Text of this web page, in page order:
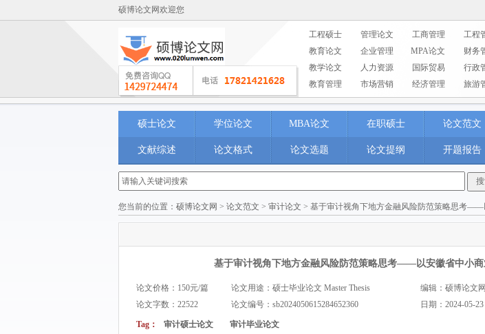
硕博论文网欢迎您
工程硕士 管理论文 工商管理 工程
教育论文
企业管理 MPA论文 财务
教学论文
人力资源 国际贸易 行政
教育管理
市场营销 经济管理 旅游
硕士论文 学位论文 MBA论文 在职硕士 论文范文
文献综述 论文格式 论文选题 论文提纲 开题报告
您当前的位置： 硕博论文网 > 论文范文 > 审计论文 > 基于审计视角下地方金融风险防范策略思考——
基于审计视角下地方金融风险防范策略思考——以安徽省中小
论文价格：150元/篇 论文用途：硕士毕业论文 Master Thesis 编辑：硕博论文网
论文字数：22522
论文编号： sb2024050615284652360 日期：2024-05-23
Tag： 审计硕士论文 审计毕业论文